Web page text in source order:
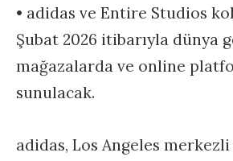
• adidas ve Entire Studios
Şubat 2026 itibarıyla dünya
mağazalarda ve online
sunulacak.
adidas, Los Angeles